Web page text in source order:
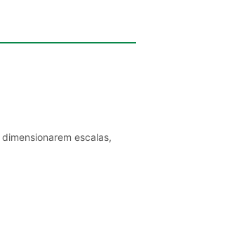
dimensionarem escalas,